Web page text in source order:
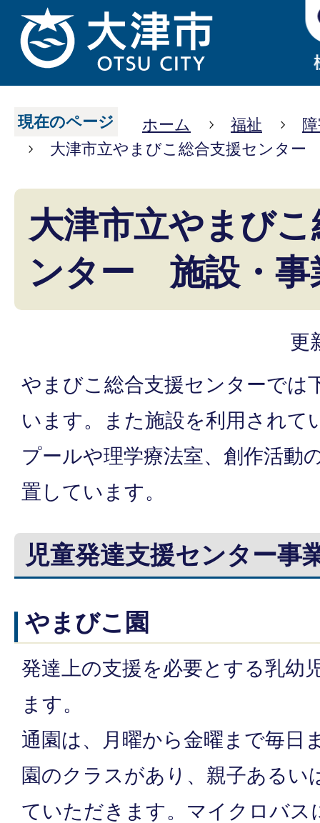
現在のページ ホーム 福祉
大津市立やまびこ総合支援センター
大津市立やまび
ンター 施設・事
更
やまびこ総合支援センターでは
います。また施設を利用されて
プールや理学療法室、創作活動
置しています。
児童発達支援センター事
やまびこ園
発達上の支援を必要とする乳幼
ます。
通園は、月曜から金曜まで毎日
園のクラスがあり、親子あるい
ていただきます。マイクロバス